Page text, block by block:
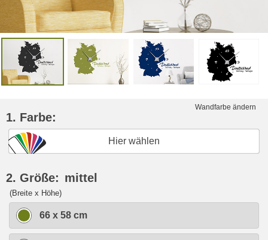
Wandfarbe ändern
1. Farbe:
Hier wählen
2. Größe: mittel
(Breite x Höhe)
66 x 58 cm